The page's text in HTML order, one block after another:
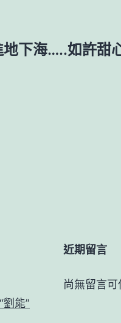
地下海…..如許甜
能”
近期留言
尚無留言可